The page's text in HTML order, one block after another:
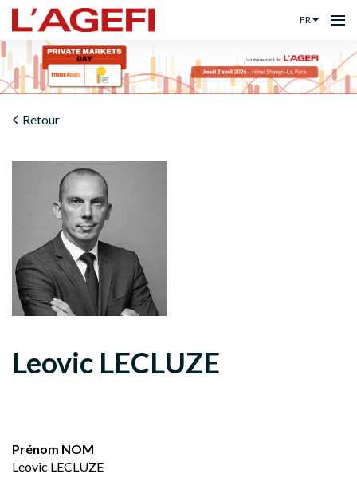
FR
Retour
Leovic LECLUZE
Prénom NOM
Leovic LECLUZE